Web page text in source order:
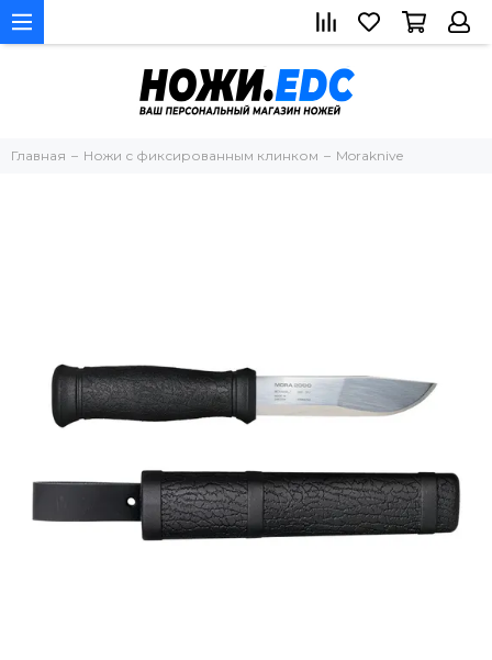
Главная Ножи с фиксированным клинком Moraknive